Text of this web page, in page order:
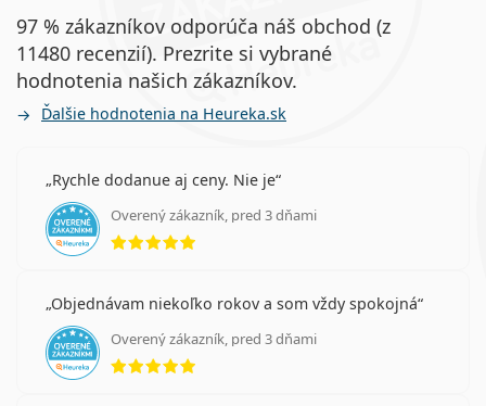
97 % zákazníkov odporúča náš obchod (z
11480 recenzií). Prezrite si vybrané
hodnotenia našich zákazníkov.
Ďalšie hodnotenia na Heureka.sk
Rychle dodanue aj ceny. Nie je
Overený zákazník, pred 3 dňami
hodnotenie 5 z 5
Objednávam niekoľko rokov a som vždy spokojná
Overený zákazník, pred 3 dňami
hodnotenie 5 z 5